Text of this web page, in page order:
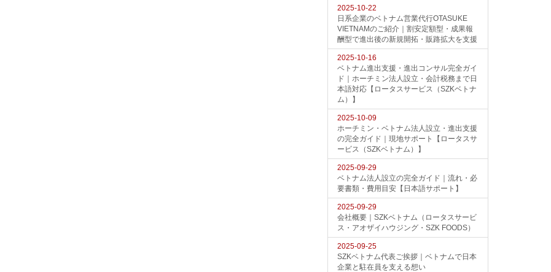
2025-10-22
日系企業のベトナム営業代行OTASUKE
VIETNAMのご紹介｜割安定額型・成果報
酬型で進出後の新規開拓・販路拡大を支援
2025-10-16
ベトナム進出支援・進出コンサル完全ガイ
ド｜ホーチミン法人設立・会計税務まで日
本語対応【ロータスサービス（SZKベトナ
ム）】
2025-10-09
ホーチミン・ベトナム法人設立・進出支援
の完全ガイド｜現地サポート【ロータスサ
ービス（SZKベトナム）】
2025-09-29
ベトナム法人設立の完全ガイド｜流れ・必
要書類・費用目安【日本語サポート】
2025-09-29
会社概要｜SZKベトナム（ロータスサービ
ス・アオザイハウジング・SZK FOODS）
2025-09-25
SZKベトナム代表ご挨拶｜ベトナムで日本
企業と駐在員を支える想い